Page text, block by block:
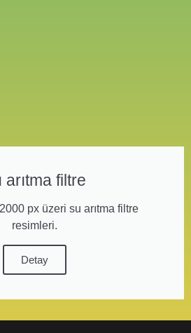
arıtma filtre
px üzeri su arıtma filtre
resimleri.
Detay